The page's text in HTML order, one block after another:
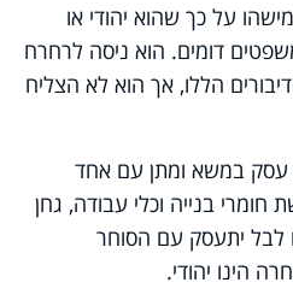
על כך שהוא יהודי או
דומים. הוא ניסה לרחרח
הללו, אך הוא לא הצליח
במשא ומתן עם אחד
חומרי בנייה וכלי עבודה, גחן
לבל יתעסק עם הסוחר
הינו יהודי.